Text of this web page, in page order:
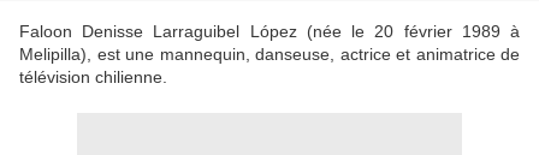
Faloon Denisse Larraguibel López (née le 20 février 1989 à
Melipilla), est une mannequin, danseuse, actrice et animatrice de
télévision chilienne.